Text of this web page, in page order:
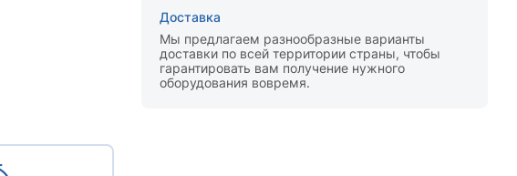
Доставка
Мы предлагаем разнообразные варианты
доставки по всей территории страны, чтобы
гарантировать вам получение нужного
оборудования вовремя.